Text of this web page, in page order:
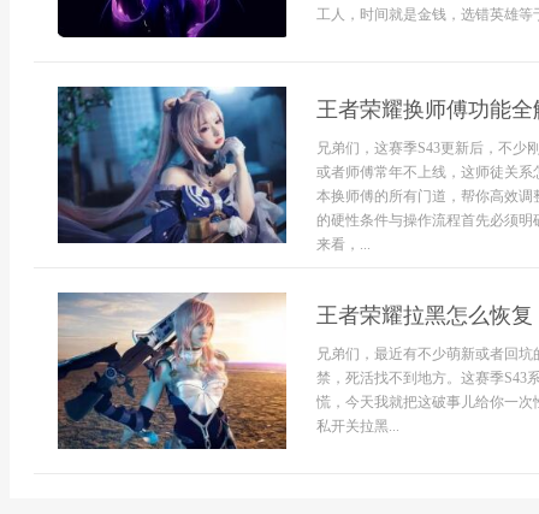
工人，时间就是金钱，选错英雄等
王者荣耀换师傅功能
兄弟们，这赛季S43更新后，不少
或者师傅常年不上线，这师徒关
本换师傅的所有门道，帮你高效
的硬性条件与操作流程首先必须
来看，...
王者荣耀拉黑怎么恢
兄弟们，最近有不少萌新或者回
禁，死活找不到地方。这赛季S43
慌，今天我就把这破事儿给你一
私开关拉黑...